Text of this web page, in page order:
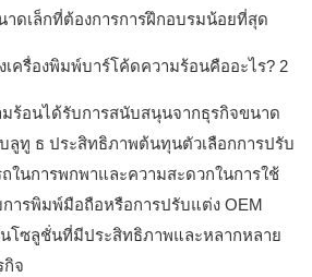
ดเล็กที่ต้องการการฝึกอบรมน้อยที่สุด
ร้อนได้รับการสนับสนุนจากธุรกิจขนาด
ลูทู ธ ประสิทธิภาพต้นทุนตัวเลือกการปรับ
ในการพกพาและความสะดวกในการใช้
การพิมพ์มือถือหรือการปรับแต่ง OEM
นโซลูชั่นที่มีประสิทธิภาพและหลากหลาย
กิจ